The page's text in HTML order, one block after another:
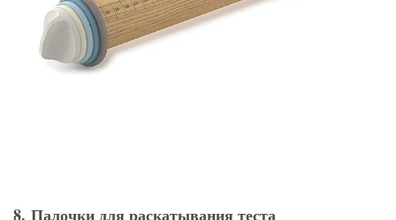
8. Палочки для раскатывания теста